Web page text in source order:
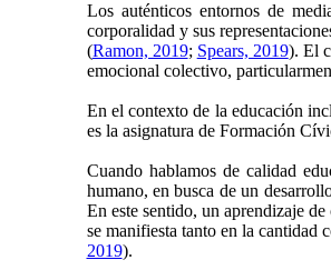
Los auténticos entornos de
corporalidad y sus
(Ramon, 2019; Spears, 2019). El
emocional colectivo,
En el contexto de la educación
es la asignatura de Formación
Cuando hablamos de calidad
humano, en busca de un
En este sentido, un aprendizaje
se manifiesta tanto en la cantidad
2019).